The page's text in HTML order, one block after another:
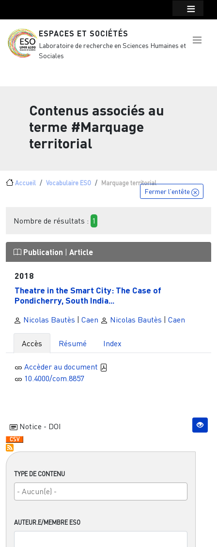
ESPACES ET SOCIÉTÉS
Laboratoire de recherche en Sciences Humaines et
Sociales
Contenus associés au
terme #Marquage
territorial
Fil d'Ariane
Accueil Vocabulaire ESO Marquage territorial
TYPE DE CONTENU
AUTEUR.E/MEMBRE ESO
Fermer l'entête
Nombre de résultats : 1
Publication Article
2018
Theatre in the Smart City: The Case of
Pondicherry, South India...
Nicolas Bautès | Caen Nicolas Bautès | Caen
Accès Résumé Index
Accèder au document
10.4000/com.8857
Notice - DOI